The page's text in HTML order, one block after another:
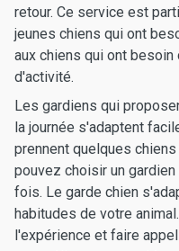
retour. Ce service est
jeunes chiens qui ont
aux chiens qui ont
d'activité.
Les gardiens qui
la journée s'adaptent
prennent quelques
pouvez choisir un
fois. Le garde chien
habitudes de votre
l'expérience et faire